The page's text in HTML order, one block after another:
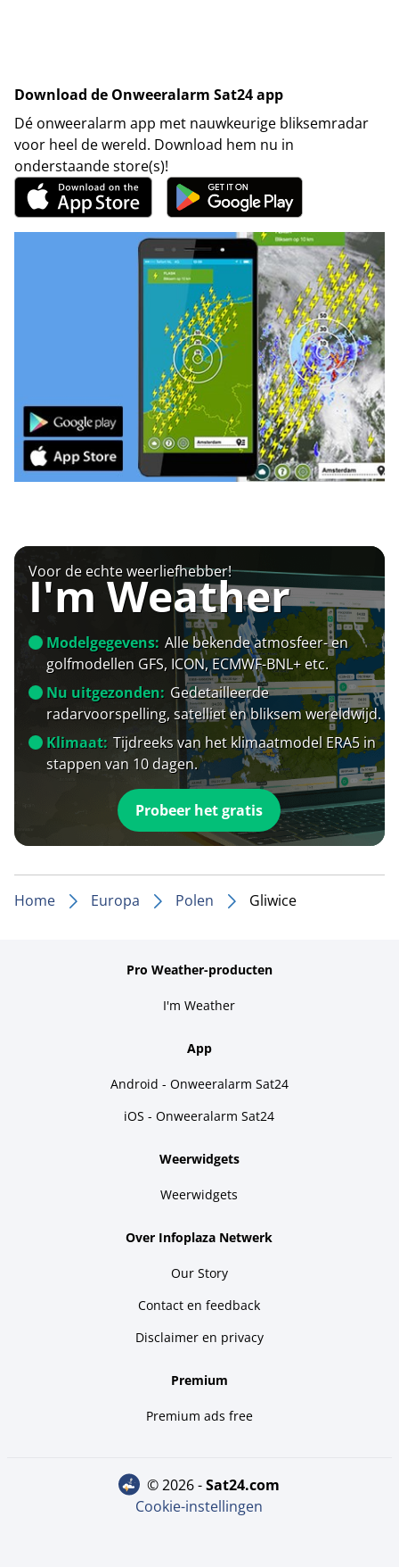
Download de Onweeralarm Sat24 app
Dé onweeralarm app met nauwkeurige bliksemradar
voor heel de wereld. Download hem nu in
onderstaande store(s)!
Voor de echte weerliefhebber!
I'm Weather
Modelgegevens: Alle bekende atmosfeer- en
golfmodellen GFS, ICON, ECMWF-BNL+ etc.
Nu uitgezonden: Gedetailleerde
radarvoorspelling, satelliet en bliksem wereldwijd.
Klimaat: Tijdreeks van het klimaatmodel ERA5 in
stappen van 10 dagen.
Probeer het gratis
Home Europa Polen Gliwice
Pro Weather-producten
I'm Weather
App
Android - Onweeralarm Sat24
iOS - Onweeralarm Sat24
Weerwidgets
Weerwidgets
Over Infoplaza Netwerk
Our Story
Contact en feedback
Disclaimer en privacy
Premium
Premium ads free
© 2026 - sat24.com
Cookie-instellingen